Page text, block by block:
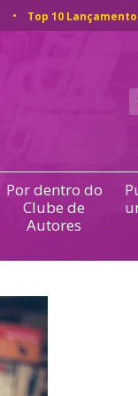
Top 10
Por dentro do
Clube de
Autores